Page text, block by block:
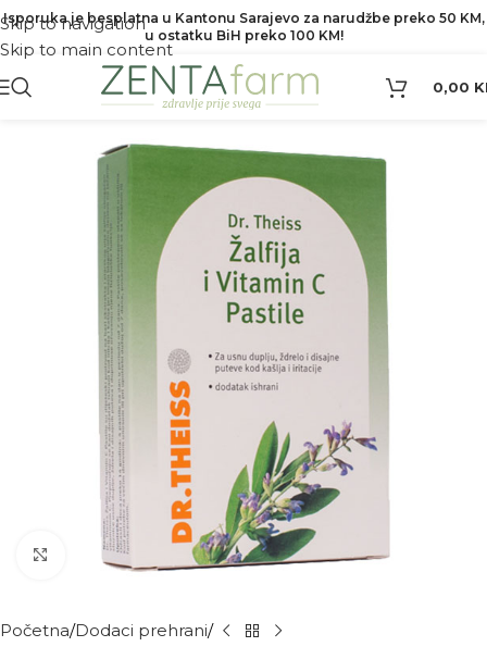
Skip to navigation
Skip to main content
Isporuka je besplatna u Kantonu Sarajevo za narudžbe preko 50 KM,
u ostatku BiH preko 100 KM!
0,00
Kliknite za povećanje
Početna Dodaci prehrani